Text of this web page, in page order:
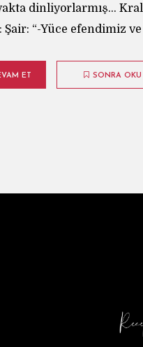
dinliyorlarmış…
Şair: “-Yüce efendimiz
ET SONRA OKU